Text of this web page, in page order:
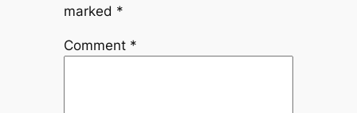
marked *
Comment *